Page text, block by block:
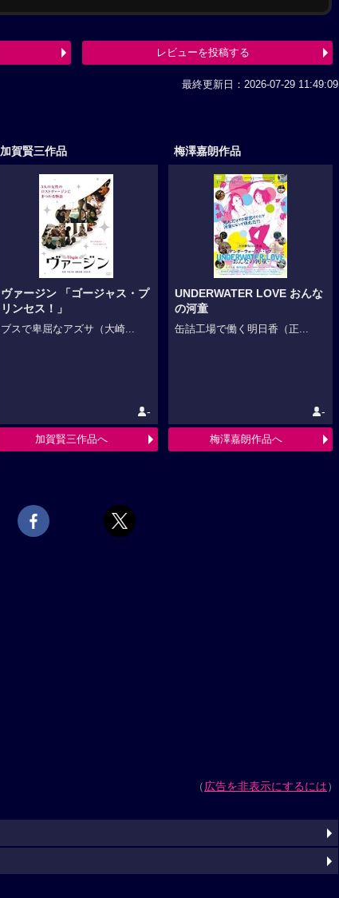
レビューを投稿する
最終更新日：2026-07-29 11:49:09
加賀賢三作品
ヴァージン 「ゴージャス・プ
リンセス！」
ブスで卑屈なアズサ（大崎...
-
加賀賢三作品へ
梅澤嘉朗作品
UNDERWATER LOVE おんな
の河童
缶詰工場で働く明日香（正...
-
梅澤嘉朗作品へ
（広告を非表示にするには）